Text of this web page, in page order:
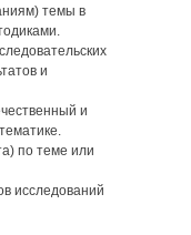
темы в
и
и
по теме или
исследований